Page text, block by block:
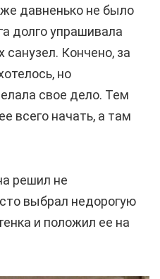
давненько не было
долго упрашивала
санузел. Кончено, за
но
свое дело. Тем
всего начать, а там
решил не
выбрал недорогую
и положил ее на